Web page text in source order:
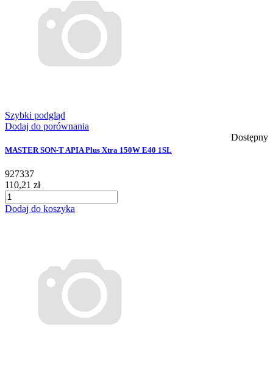
Szybki podgląd
Dodaj do porównania
Dostępny
MASTER SON-T APIA Plus Xtra 150W E40 1SL
927337
110,21 zł
Dodaj do koszyka